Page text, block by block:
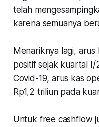
telah
karena semuanya
Menariknya lagi, arus
positif sejak kuartal I/
Covid-19, arus kas
Rp1,2 triliun pada
Untuk free cashflow